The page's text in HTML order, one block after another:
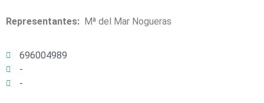
Representantes: Mª del Mar Nogueras
696004989
-
-